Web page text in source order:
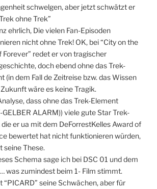
schwelgen, aber jetzt schwätzt er
ohne Trek”
ehrlich, Die vielen Fan-Episoden
nicht ohne Trek! OK, bei “City on the
Forever” redet er von tragischer
doch ebend ohne das Trek-
(in dem Fall de Zeitreise bzw. das Wissen
wäre es keine Tragik.
dass ohne das Trek-Element
GELBER ALARM)) viele gute Star Trek-
die er ua mit dem DeForrestKelles Award of
bewertet hat nicht funktionieren würden,
seine These.
Schema sage ich bei DSC 01 und dem
was zumindest beim 1- Film stimmt.
“PICARD” seine Schwächen, aber für